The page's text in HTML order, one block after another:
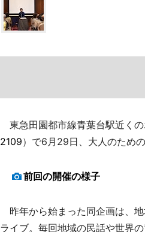
東急田園都市線青葉台駅近く
2109）で6月29日、大人のため
前回の開催の様子
昨年から始まった同企画は、
ライブ。毎回地域の民話や世界